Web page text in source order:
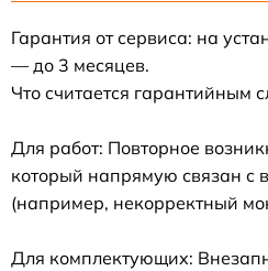
Гарантия от сервиса: на
— до 3 месяцев.
Что считается гарантийным
Для работ: Повторное
который напрямую связан с
(например, некорректный
Для комплектующих: